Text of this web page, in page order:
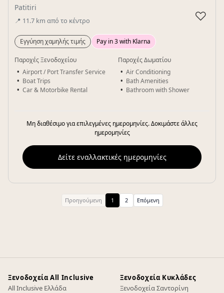
Patitiri
📍 11.7 km από το κέντρο ♡
Εγγύηση χαμηλής τιμής Pay in 3 with Klarna
Παροχές Ξενοδοχείου
Airport / Port Transfer Service
Boat Trips
Car & Motorbike Rental
Παροχές Δωματίου
Air Conditioning
Bath Amenities
Bathroom with Shower
Μη διαθέσιμο για επιλεγμένες ημερομηνίες. Δοκιμάστε άλλες
ημερομηνίες
Δείτε εναλλακτικές ημερομηνίες
Προηγούμενη 1 2 Επόμενη
Ξενοδοχεία All Inclusive
All Inclusive Ελλάδα
Ξενοδοχεία Κυκλάδες
Ξενοδοχεία Σαντορίνη